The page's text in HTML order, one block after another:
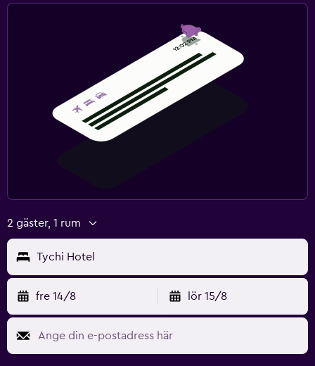
2 gäster, 1 rum
Tychi Hotel
fre 14/8 lör 15/8